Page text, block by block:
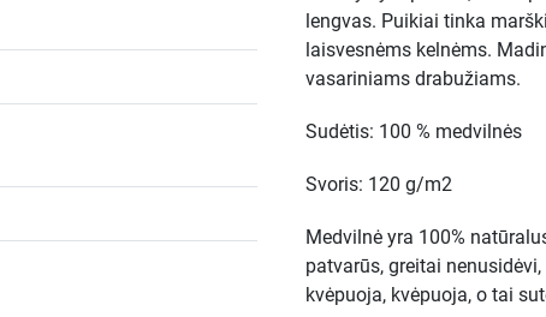
lengvas. Puikiai tinka
laisvesnėms kelnėms.
vasariniams drabužiams.
Sudėtis: 100 % medvilnės
Svoris: 120 g/m2
Medvilnė yra 100%
patvarūs, greitai
kvėpuoja, kvėpuoja, o tai